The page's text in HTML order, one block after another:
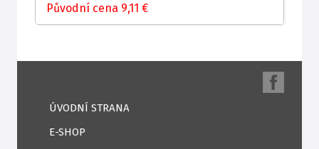
Původní cena 9,11 €
ÚVODNÍ STRANA
E-SHOP